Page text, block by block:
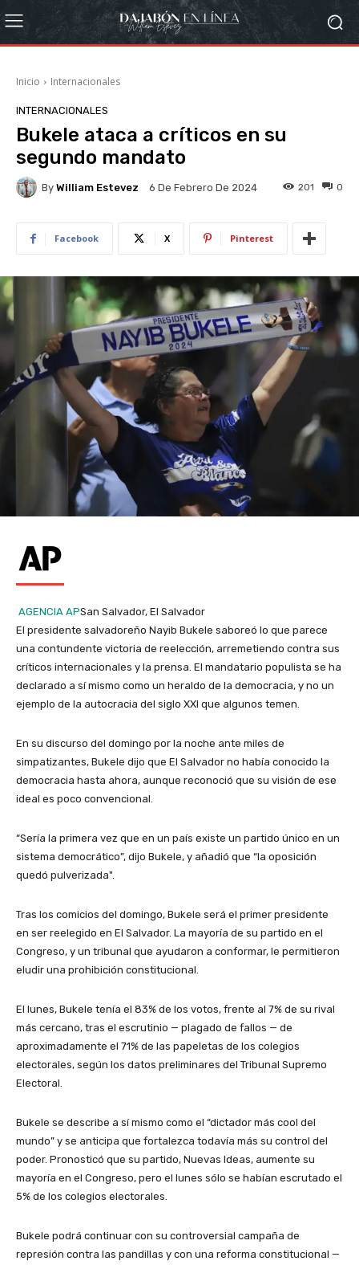
Inicio Internacionales
INTERNACIONALES
Bukele ataca a críticos en su
segundo mandato
By William Estevez 6 De Febrero De 2024 0
201
Facebook X Pinterest
AGENCIA APSan Salvador, El Salvador
El presidente salvadoreño Nayib Bukele saboreó lo que parece
una contundente victoria de reelección, arremetiendo contra sus
críticos internacionales y la prensa. El mandatario populista se ha
declarado a sí mismo como un heraldo de la democracia, y no un
ejemplo de la autocracia del siglo XXI que algunos temen.
En su discurso del domingo por la noche ante miles de
simpatizantes, Bukele dijo que El Salvador no había conocido la
democracia hasta ahora, aunque reconoció que su visión de ese
ideal es poco convencional.
“Sería la primera vez que en un país existe un partido único en un
sistema democrático”, dijo Bukele, y añadió que “la oposición
quedó pulverizada".
Tras los comicios del domingo, Bukele será el primer presidente
en ser reelegido en El Salvador. La mayoría de su partido en el
Congreso, y un tribunal que ayudaron a conformar, le permitieron
eludir una prohibición constitucional.
El lunes, Bukele tenía el 83% de los votos, frente al 7% de su rival
más cercano, tras el escrutinio — plagado de fallos — de
aproximadamente el 71% de las papeletas de los colegios
electorales, según los datos preliminares del Tribunal Supremo
Electoral.
Bukele se describe a sí mismo como el “dictador más cool del
mundo” y se anticipa que fortalezca todavía más su control del
poder. Pronosticó que su partido, Nuevas Ideas, aumente su
mayoría en el Congreso, pero el lunes sólo se habían escrutado el
5% de los colegios electorales.
Bukele podrá continuar con su controversial campaña de
represión contra las pandillas y con una reforma constitucional —